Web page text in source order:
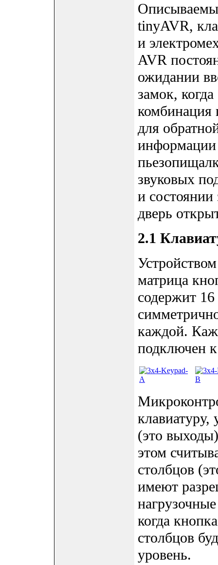
tinyAVR,
и
AVR
ожидании
замок,
комбинация
для
информации
звуковых
и
дверь
2.1
матрица
содержит
каждой.
подключен
клавиатуру,
(это
этом
столбцов
имеют
когда
столбцов
уровень.